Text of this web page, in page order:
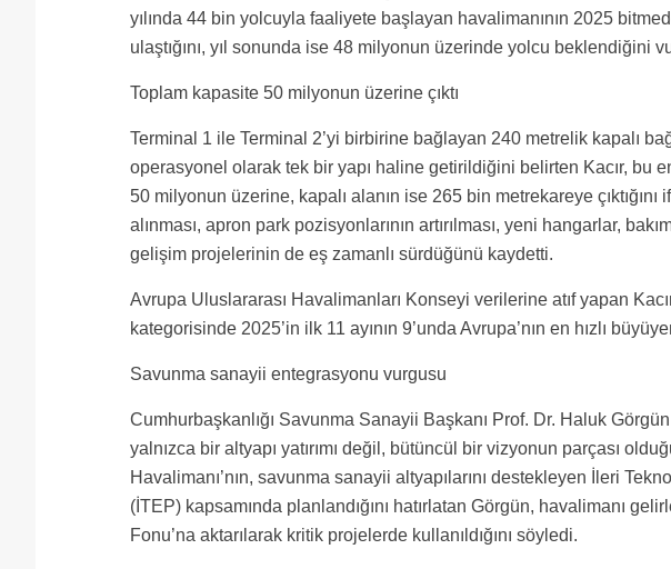
yılında 44 bin yolcuyla faaliyete başlayan havalimanının 2025
ulaştığını, yıl sonunda ise 48 milyonun üzerinde yolcu beklendiğini
Toplam kapasite 50 milyonun üzerine çıktı
Terminal 1 ile Terminal 2’yi birbirine bağlayan 240 metrelik kapalı
operasyonel olarak tek bir yapı haline getirildiğini belirten Kacır, bu
50 milyonun üzerine, kapalı alanın ise 265 bin metrekareye
alınması, apron park pozisyonlarının artırılması, yeni hangarlar,
gelişim projelerinin de eş zamanlı sürdüğünü kaydetti.
Avrupa Uluslararası Havalimanları Konseyi verilerine atıf yapan
kategorisinde 2025’in ilk 11 ayının 9’unda Avrupa’nın en hızlı
Savunma sanayii entegrasyonu vurgusu
Cumhurbaşkanlığı Savunma Sanayii Başkanı Prof. Dr. Haluk Görgün
yalnızca bir altyapı yatırımı değil, bütüncül bir vizyonun parçası
Havalimanı’nın, savunma sanayii altyapılarını destekleyen İleri
(İTEP) kapsamında planlandığını hatırlatan Görgün, havalimanı
Fonu’na aktarılarak kritik projelerde kullanıldığını söyledi.